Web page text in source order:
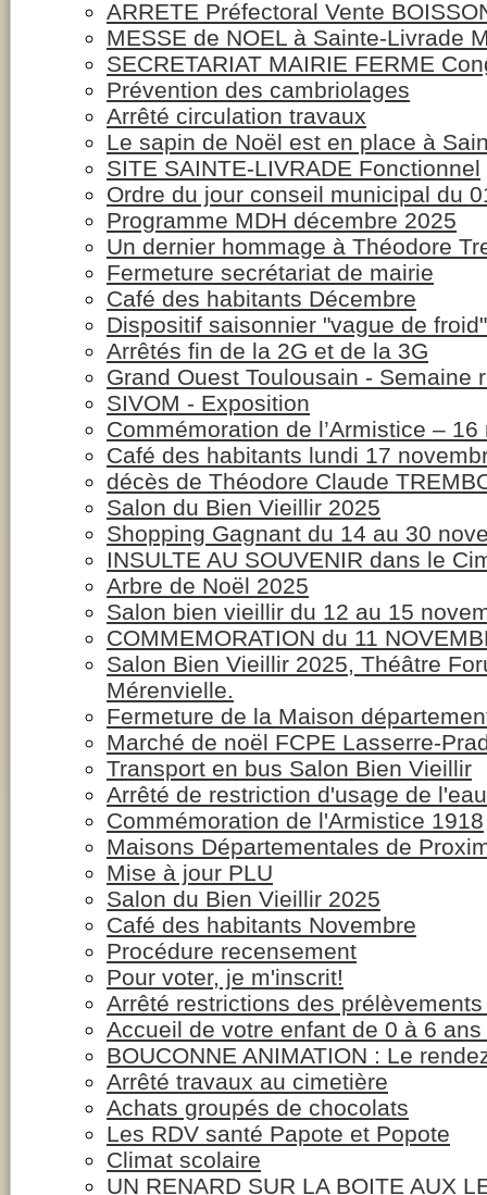
ARRETE Préfectoral Vente
MESSE de NOEL à Sainte-Livrade
SECRETARIAT MAIRIE FERME
Prévention des cambriolages
Arrêté circulation travaux
Le sapin de Noël est en place à
SITE SAINTE-LIVRADE Fonctionnel
Ordre du jour conseil municipal du
Programme MDH décembre 2025
Un dernier hommage à Théodore
Fermeture secrétariat de mairie
Café des habitants Décembre
Dispositif saisonnier "vague de froid"
Arrêtés fin de la 2G et de la 3G
Grand Ouest Toulousain - Semaine
SIVOM - Exposition
Commémoration de l’Armistice –
Café des habitants lundi 17
décès de Théodore Claude
Salon du Bien Vieillir 2025
Shopping Gagnant du 14 au 30
INSULTE AU SOUVENIR dans le
Arbre de Noël 2025
Salon bien vieillir du 12 au 15
COMMEMORATION du 11
Salon Bien Vieillir 2025, Théâtre
Mérenvielle.
Fermeture de la Maison
Marché de noël FCPE Lasserre-
Transport en bus Salon Bien Vieillir
Arrêté de restriction d'usage de l'eau
Commémoration de l'Armistice 1918
Maisons Départementales de
Mise à jour PLU
Salon du Bien Vieillir 2025
Café des habitants Novembre
Procédure recensement
Pour voter, je m'inscrit!
Arrêté restrictions des
Accueil de votre enfant de 0 à 6
BOUCONNE ANIMATION : Le
Arrêté travaux au cimetière
Achats groupés de chocolats
Les RDV santé Papote et Popote
Climat scolaire
UN RENARD SUR LA BOITE AUX